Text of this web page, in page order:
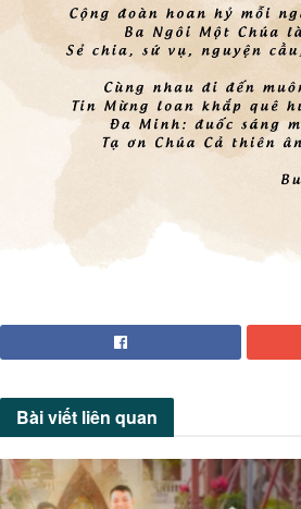
Bài viết liên quan